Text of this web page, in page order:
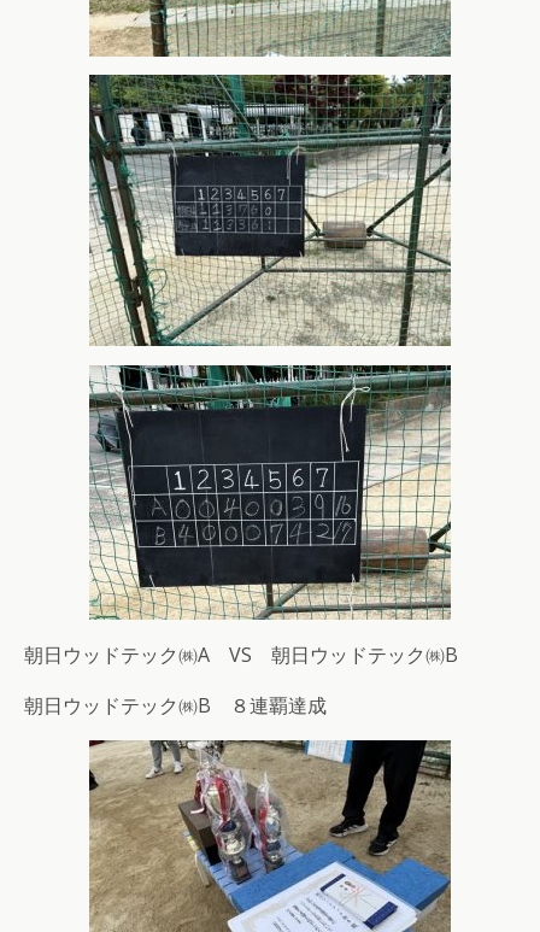
朝日ウッドテック㈱A VS 朝日ウッドテック㈱B
朝日ウッドテック㈱B ８連覇達成